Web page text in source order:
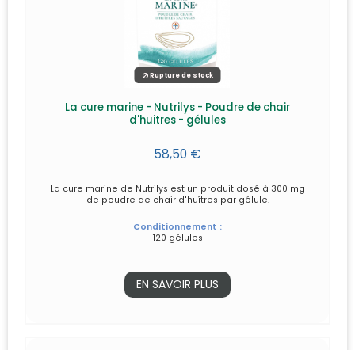
Rupture de stock
La cure marine - Nutrilys - Poudre de chair
d'huitres - gélules
58,50 €
La cure marine de Nutrilys est un produit dosé à 300 mg
de poudre de chair d'huîtres par gélule.
Conditionnement :
120 gélules
EN SAVOIR PLUS